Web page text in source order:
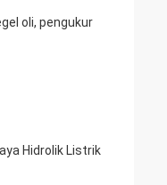
oli, pengukur
Hidrolik Listrik